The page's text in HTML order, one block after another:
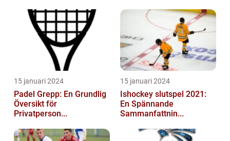
15 januari 2024
Padel Grepp: En Grundlig
Översikt för
Privatperson...
15 januari 2024
Ishockey slutspel 2021:
En Spännande
Sammanfattnin...